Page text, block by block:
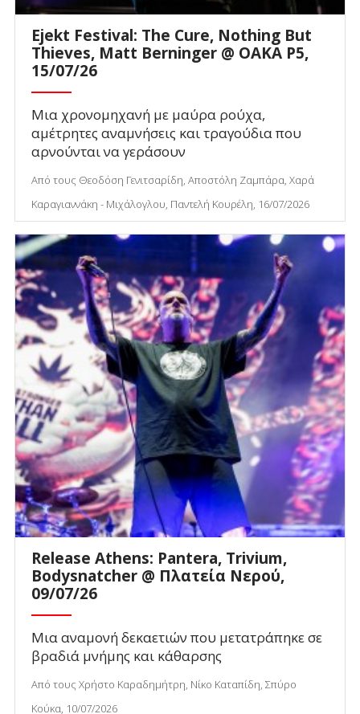
Ejekt Festival: The Cure, Nothing But
Thieves, Matt Berninger @ ΟΑΚΑ P5,
15/07/26
Μια χρονομηχανή με μαύρα ρούχα,
αμέτρητες αναμνήσεις και τραγούδια που
αρνούνται να γεράσουν
Από τους Θεοδόση Γενιτσαρίδη, Αποστόλη Ζαμπάρα, Χαρά
Καραγιαννάκη - Μιχάλογλου, Παντελή Κουρέλη, 16/07/2026
Release Athens: Pantera, Trivium,
Bodysnatcher @ Πλατεία Νερού,
09/07/26
Μια αναμονή δεκαετιών που μετατράπηκε σε
βραδιά μνήμης και κάθαρσης
Από τους Χρήστο Καραδημήτρη, Νίκο Καταπίδη, Σπύρο
Κούκα, 10/07/2026